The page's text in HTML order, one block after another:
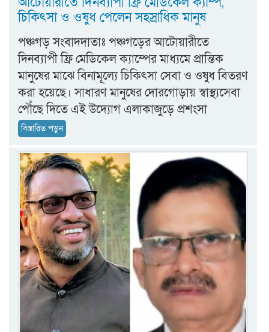
চিকিৎসা ও ওষুধ পেলেন সহস্রাধিক মানুষ
পঞ্চগড় সংবাদদাতাঃ পঞ্চগড়ের আটোয়ারীতে
দিনব্যাপী ফ্রি মেডিকেল ক্যাম্পের মাধ্যমে প্রান্তিক
মানুষের মাঝে বিনামূল্যে চিকিৎসা সেবা ও ওষুধ বিতরণ
করা হয়েছে। সাধারণ মানুষের দোরগোড়ায় স্বাস্থ্যসেবা
পৌঁছে দিতে এই উদ্যোগ এলাকাজুড়ে প্রশংসা
বিস্তারিত পড়ুন